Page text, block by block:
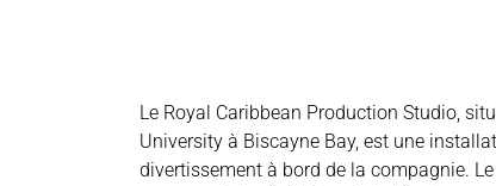
Espaces extérieurs
Le Royal Caribbean Production Studio,
University à Biscayne Bay, est une
divertissement à bord de la compagnie.